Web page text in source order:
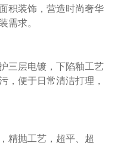
积装饰，营造时尚奢华
需求。
三层电镀，下陷釉工艺
，便于日常清洁打理，
精抛工艺，超平、超